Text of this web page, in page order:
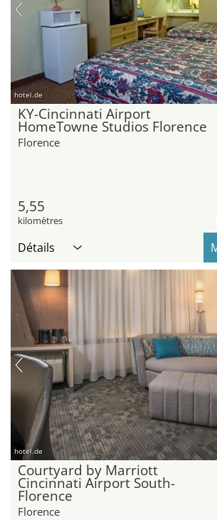
hotel.de
KY-Cincinnati Airport
HomeTowne Studios Florence
Florence
5,55
kilomètres
Détails
hotel.de
Courtyard by Marriott
Cincinnati Airport South-
Florence
Florence